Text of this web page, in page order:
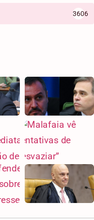
3606